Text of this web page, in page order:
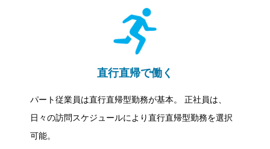
直行直帰で働く
パート従業員は直行直帰型勤務が基本。 正社員は、
日々の訪問スケジュールにより直行直帰型勤務を選択
可能。